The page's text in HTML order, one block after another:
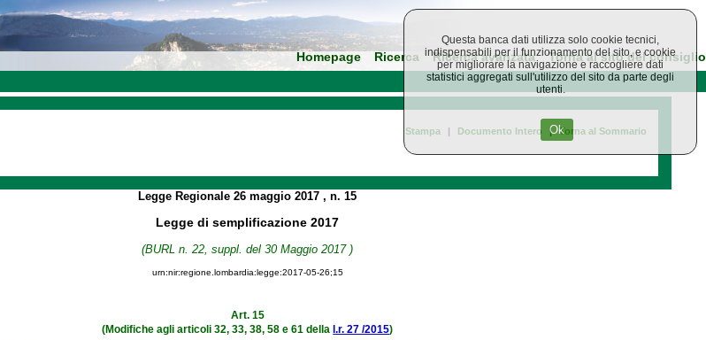
Homepage Ricerca Ricerca avanzata Torna al sito del consiglio
Stampa | Documento Intero | Torna al Sommario
Legge Regionale26 maggio 2017, n. 15
Legge di semplificazione 2017
(BURL n. 22, suppl. del 30 Maggio 2017 )
urn:nir:regione.lombardia:legge:2017-05-26;15
Art. 15
(Modifiche agli articoli 32, 33, 38, 58 e 61 della l.r. 27 /2015)
Questa banca dati utilizza solo cookie tecnici,
indispensabili per il funzionamento del sito, e cookie
per migliorare la navigazione e raccogliere dati
statistici aggregati sull'utilizzo del sito da parte degli
utenti.
Ok